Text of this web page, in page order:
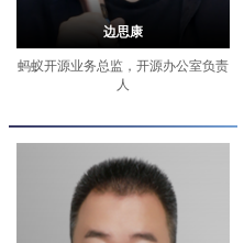
边思康
蚂蚁开源业务总监，开源办公室负责
人